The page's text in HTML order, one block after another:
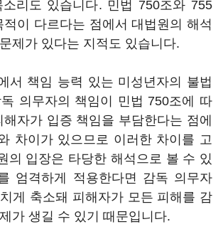
리도 있습니다. 민법 750조와 755
이 다르다는 점에서 대법원의 해석
제가 있다는 지적도 있습니다.
서 책임 능력 있는 미성년자의 불법
의무자의 책임이 민법 750조에 따
자가 입증 책임을 부담한다는 점에
차이가 있으므로 이러한 차이를 고
의 입장은 타당한 해석으로 볼 수 있
엄격하게 적용한다면 감독 의무자
게 축소돼 피해자가 모든 피해를 감
가 생길 수 있기 때문입니다.